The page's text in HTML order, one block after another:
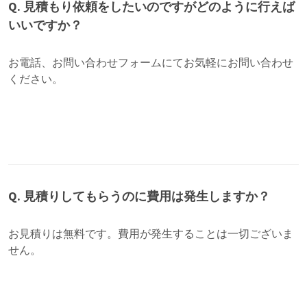
Q. 見積もり依頼をしたいのですがどのように行えば
いいですか？
お電話、お問い合わせフォームにてお気軽にお問い合わせ
ください。
Q. 見積りしてもらうのに費用は発生しますか？
お見積りは無料です。費用が発生することは一切ございま
せん。